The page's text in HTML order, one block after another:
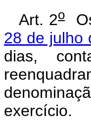
Art. 2o
28 de julho
dias,
exercício.